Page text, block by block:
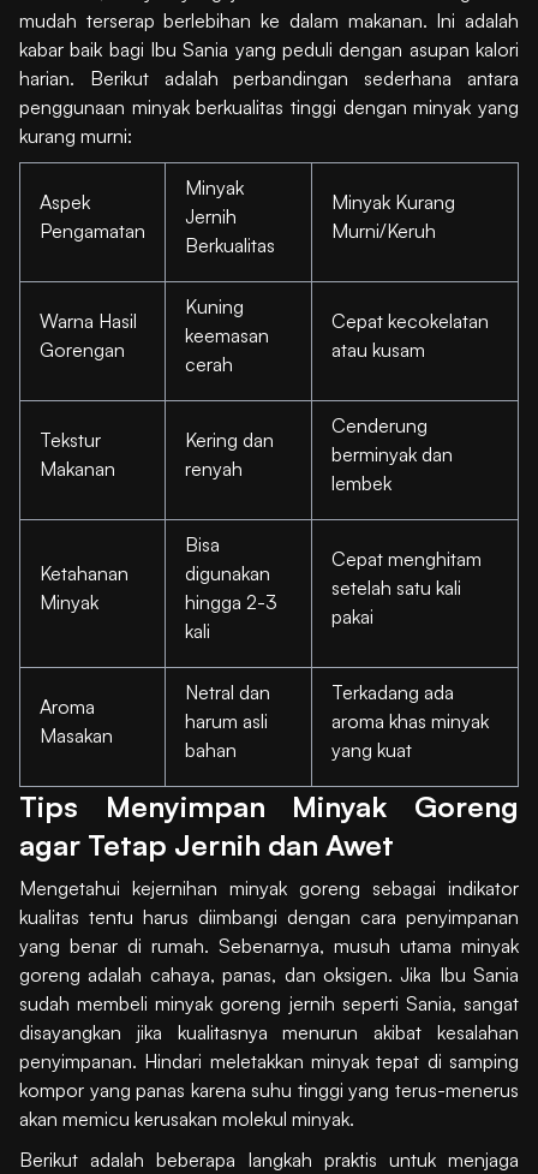
mudah terserap berlebihan ke dalam makanan. Ini adalah
kabar baik bagi Ibu Sania yang peduli dengan asupan kalori
harian. Berikut adalah perbandingan sederhana antara
penggunaan minyak berkualitas tinggi dengan minyak yang
kurang murni:
Aspek
Pengamatan
Minyak
Jernih
Berkualitas
Minyak Kurang
Murni/Keruh
Warna Hasil
Gorengan
Kuning
keemasan
cerah
Cepat kecokelatan
atau kusam
Tekstur
Makanan
Kering dan
renyah
Cenderung
berminyak dan
lembek
Ketahanan
Minyak
Bisa
digunakan
hingga 2-3
kali
Cepat menghitam
setelah satu kali
pakai
Aroma
Masakan
Netral dan
harum asli
bahan
Terkadang ada
aroma khas minyak
yang kuat
Tips Menyimpan Minyak Goreng
agar Tetap Jernih dan Awet
Mengetahui kejernihan minyak goreng sebagai indikator
kualitas tentu harus diimbangi dengan cara penyimpanan
yang benar di rumah. Sebenarnya, musuh utama minyak
goreng adalah cahaya, panas, dan oksigen. Jika Ibu Sania
sudah membeli minyak goreng jernih seperti Sania, sangat
disayangkan jika kualitasnya menurun akibat kesalahan
penyimpanan. Hindari meletakkan minyak tepat di samping
kompor yang panas karena suhu tinggi yang terus-menerus
akan memicu kerusakan molekul minyak.
Berikut adalah beberapa langkah praktis untuk menjaga